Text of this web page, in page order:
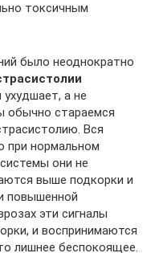
токсичным
было неоднократно
а не
обычно стараемся
Вся
при нормальном
они не
выше подкорки и
повышенной
эти сигналы
и воспринимаются
лишнее беспокоящее.